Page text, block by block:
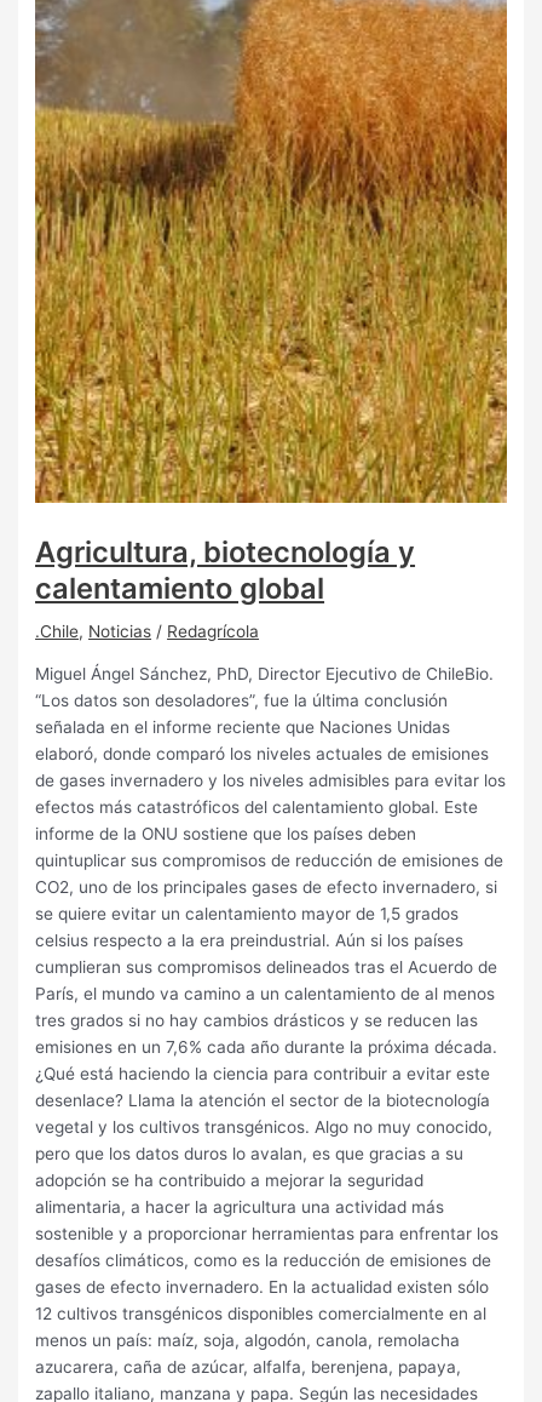
Agricultura, biotecnología y
calentamiento global
.Chile, Noticias / Redagrícola
Miguel Ángel Sánchez, PhD, Director Ejecutivo de ChileBio.
“Los datos son desoladores”, fue la última conclusión
señalada en el informe reciente que Naciones Unidas
elaboró, donde comparó los niveles actuales de emisiones
de gases invernadero y los niveles admisibles para evitar los
efectos más catastróficos del calentamiento global. Este
informe de la ONU sostiene que los países deben
quintuplicar sus compromisos de reducción de emisiones de
CO2, uno de los principales gases de efecto invernadero, si
se quiere evitar un calentamiento mayor de 1,5 grados
celsius respecto a la era preindustrial. Aún si los países
cumplieran sus compromisos delineados tras el Acuerdo de
París, el mundo va camino a un calentamiento de al menos
tres grados si no hay cambios drásticos y se reducen las
emisiones en un 7,6% cada año durante la próxima década.
¿Qué está haciendo la ciencia para contribuir a evitar este
desenlace? Llama la atención el sector de la biotecnología
vegetal y los cultivos transgénicos. Algo no muy conocido,
pero que los datos duros lo avalan, es que gracias a su
adopción se ha contribuido a mejorar la seguridad
alimentaria, a hacer la agricultura una actividad más
sostenible y a proporcionar herramientas para enfrentar los
desafíos climáticos, como es la reducción de emisiones de
gases de efecto invernadero. En la actualidad existen sólo
12 cultivos transgénicos disponibles comercialmente en al
menos un país: maíz, soja, algodón, canola, remolacha
azucarera, caña de azúcar, alfalfa, berenjena, papaya,
zapallo italiano, manzana y papa. Según las necesidades